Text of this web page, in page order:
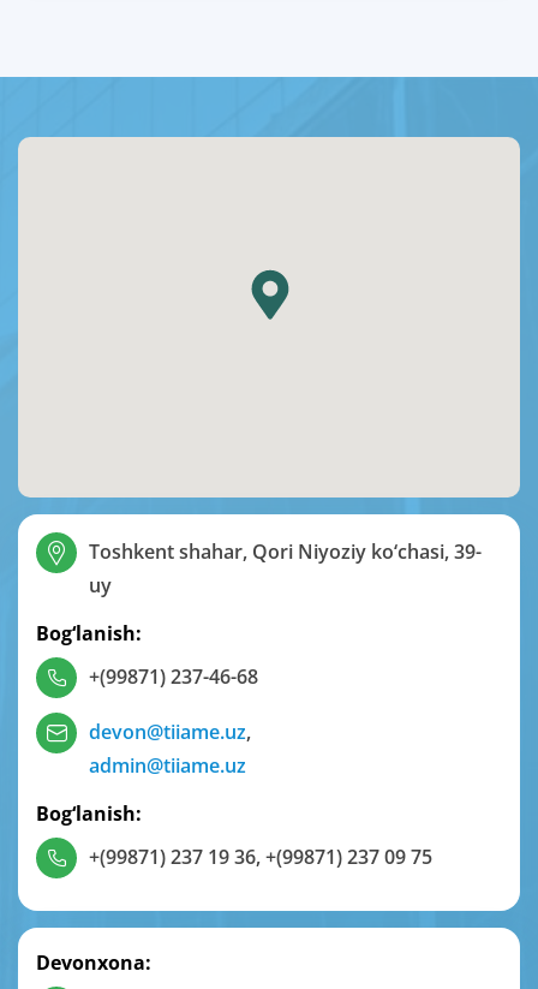
Toshkent shahar, Qori Niyoziy ko‘chasi, 39-
uy
Bog‘lanish:
+(99871) 237-46-68
devon@tiiame.uz,
admin@tiiame.uz
Bog‘lanish:
+(99871) 237 19 36,+(99871) 237 09 75
Devonxona: